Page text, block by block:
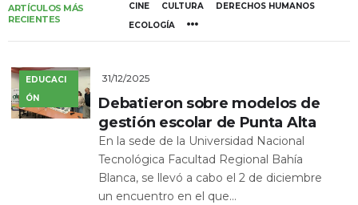
ARTÍCULOS MÁS
RECIENTES
CINE CULTURA
DERECHOS HUMANOS
ECOLOGÍA
EDUCACI
ÓN
31/12/2025
Debatieron sobre modelos de
gestión escolar de Punta Alta
En la sede de la Universidad Nacional
Tecnológica Facultad Regional Bahía
Blanca, se llevó a cabo el 2 de diciembre
un encuentro en el que...